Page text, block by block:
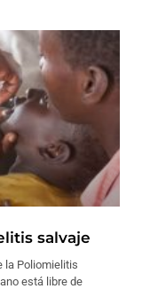
salvaje
la Poliomielitis
está libre de